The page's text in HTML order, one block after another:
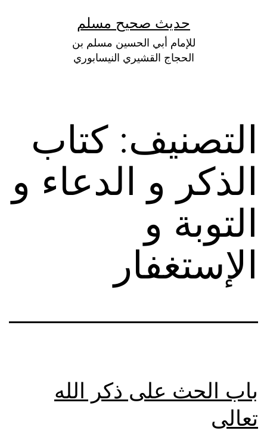
حديث صحيح مسلم
للإمام أبي الحسين مسلم بن
الحجاج القشيري النيسابوري
التصنيف:كتاب
الذكر و الدعاء و
التوبة و
الإستغفار
باب الحث على ذكر الله
تعالى